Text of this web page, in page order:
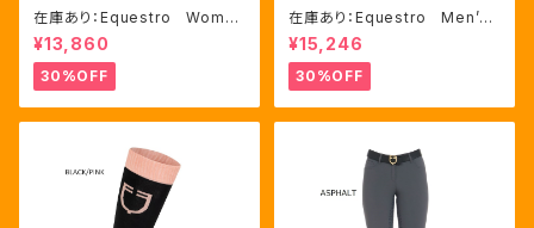
在庫あり：Equestro Wome
n's テクニカル トレーニング
ポロシャツ Royal Blue、M
サイズ（ETW00064）
¥13,860
30%OFF
在庫あり：Equestro Men’ｓ
メッシュコンビ 長袖 競技用
シャツ 2色Mサイズ（ETM000
60）
¥15,246
30%OFF